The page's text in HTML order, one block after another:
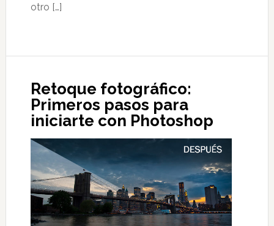
otro […]
Retoque fotográfico:
Primeros pasos para
iniciarte con Photoshop